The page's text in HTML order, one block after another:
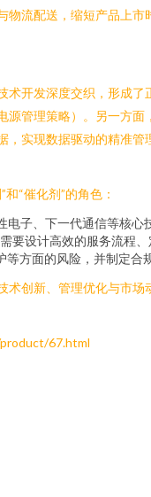
流配送，缩短产品上
开发深度交织，形成
管理策略）。另一方
实现数据驱动的精准管
“催化剂”的角色：
子、下一代通信等核心
设计高效的服务流程、
方面的风险，并制定合
创新、管理优化与市场
67.html